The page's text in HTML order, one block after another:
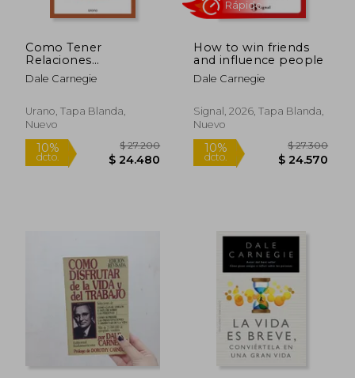
Como Tener
Relaciones
Gratificantes, Ganarse
la Confianza de los
Gente
Dale Carnegie
Urano, Tapa Blanda,
Nuevo
How to win friends
and influence people
Dale Carnegie
Signal, 2026, Tapa Blanda,
Nuevo